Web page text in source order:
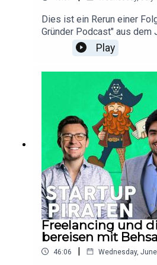
Folge als wir sie sonst im
Podcast haben, jedoch
hilft euch dabei euren Weg
zu starten.Wir wünschen
o
Dies ist ein Rerun einer
Gründer Podcast" aus dem
schnell sich aus einem
Softwareunternehmen
Kontext Crowdfunding
Play
Freelancing und
bereisen mit
46:06 | Wednesday,